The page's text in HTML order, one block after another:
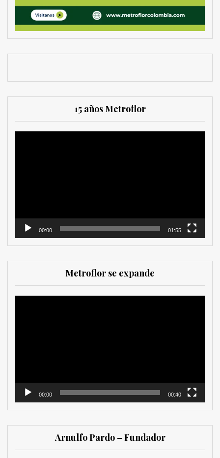
15 años Metroflor
00:00 01:55
Metroflor se expande
00:00 00:40
Arnulfo Pardo – Fundador